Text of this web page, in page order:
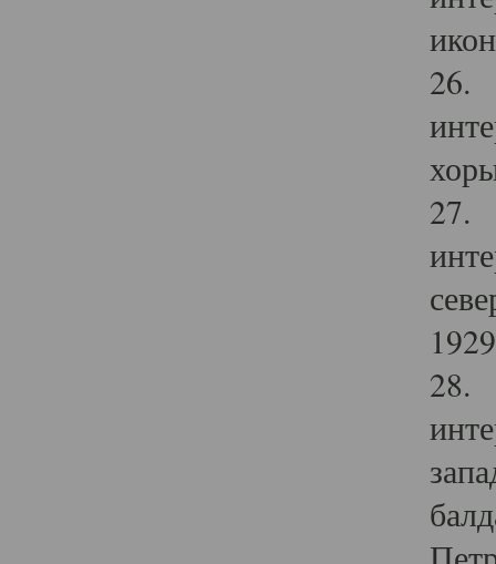
26.
27.
28.